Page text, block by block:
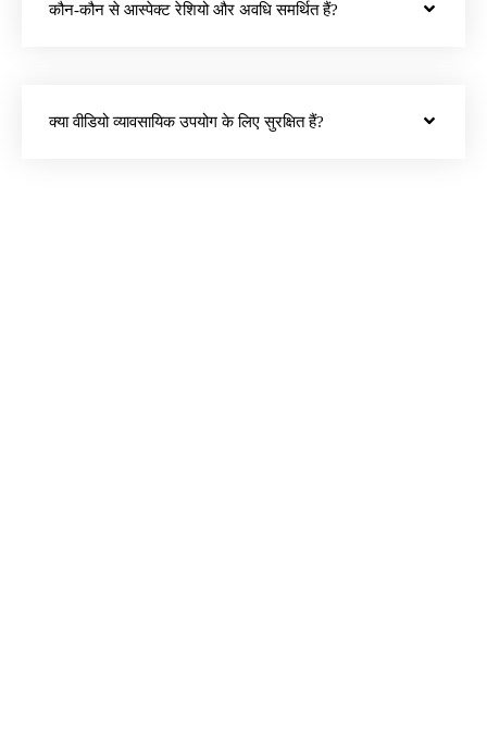
कौन-कौन से आस्पेक्ट रेशियो और अवधि समर्थित हैं?
क्या वीडियो व्यावसायिक उपयोग के लिए सुरक्षित हैं?